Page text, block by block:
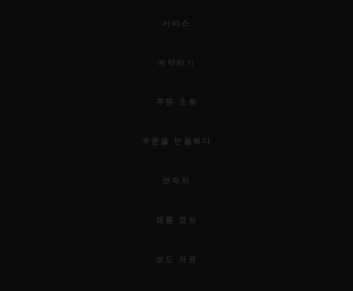
서비스
예약하기
주문 조회
주문을 반품하다
연락처
채용 정보
보도 자료